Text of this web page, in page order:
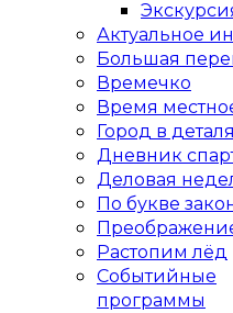
Актуальное
Большая
Времечко
Время
Город в
Дневник
Деловая
По букве
Растопим лёд
Событийные
программы